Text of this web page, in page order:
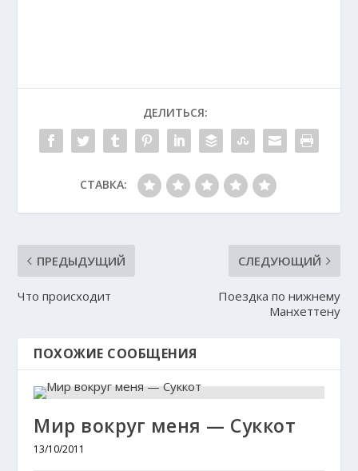
ДЕЛИТЬСЯ:
СТАВКА:
ПРЕДЫДУЩИЙ
Что происходит
СЛЕДУЮЩИЙ
Поездка по нижнему
Манхеттену
ПОХОЖИЕ СООБЩЕНИЯ
Мир вокруг меня — Суккот
13/10/2011